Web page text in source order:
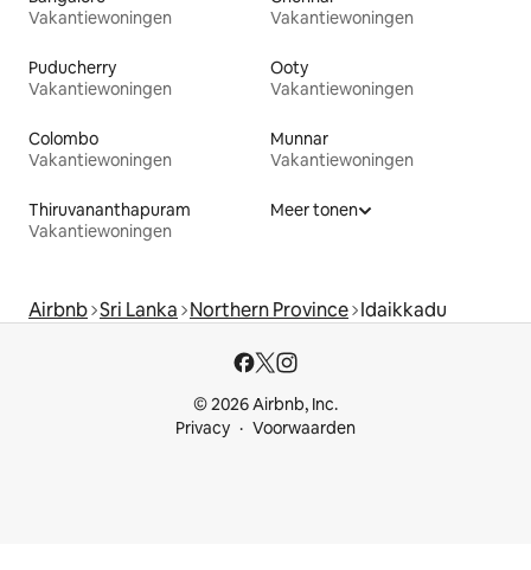
Vakantiewoningen
Vakantiewoningen
Puducherry
Vakantiewoningen
Ooty
Vakantiewoningen
Colombo
Vakantiewoningen
Munnar
Vakantiewoningen
Thiruvananthapuram
Vakantiewoningen
Meer tonen
Airbnb Sri Lanka Northern Province Idaikkadu
© 2026 Airbnb, Inc.
Privacy
Voorwaarden